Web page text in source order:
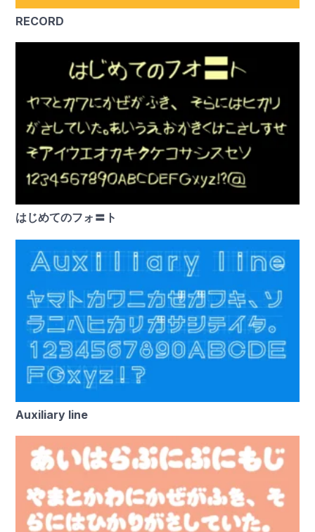
RECORD
はじめてのフォ〓ト
Auxiliary line